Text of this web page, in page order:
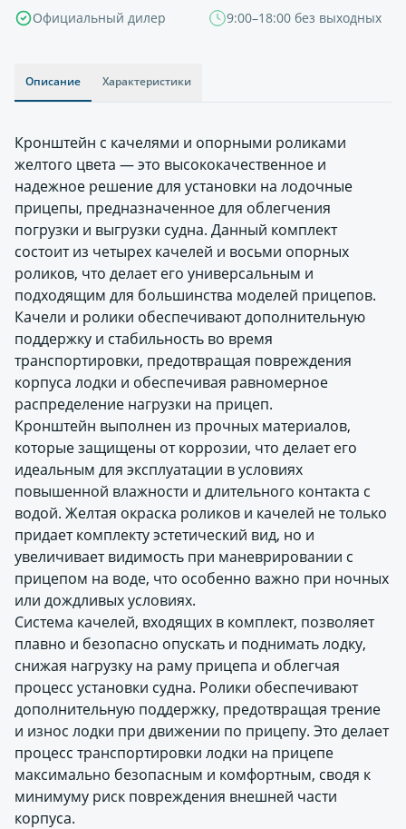
Официальный дилер
9:00–18:00 без выходных
Описание Характеристики
Кронштейн с качелями и опорными роликами
желтого цвета — это высококачественное и
надежное решение для установки на лодочные
прицепы, предназначенное для облегчения
погрузки и выгрузки судна. Данный комплект
состоит из четырех качелей и восьми опорных
роликов, что делает его универсальным и
подходящим для большинства моделей прицепов.
Качели и ролики обеспечивают дополнительную
поддержку и стабильность во время
транспортировки, предотвращая повреждения
корпуса лодки и обеспечивая равномерное
распределение нагрузки на прицеп.
Кронштейн выполнен из прочных материалов,
которые защищены от коррозии, что делает его
идеальным для эксплуатации в условиях
повышенной влажности и длительного контакта с
водой. Желтая окраска роликов и качелей не только
придает комплекту эстетический вид, но и
увеличивает видимость при маневрировании с
прицепом на воде, что особенно важно при ночных
или дождливых условиях.
Система качелей, входящих в комплект, позволяет
плавно и безопасно опускать и поднимать лодку,
снижая нагрузку на раму прицепа и облегчая
процесс установки судна. Ролики обеспечивают
дополнительную поддержку, предотвращая трение
и износ лодки при движении по прицепу. Это делает
процесс транспортировки лодки на прицепе
максимально безопасным и комфортным, сводя к
минимуму риск повреждения внешней части
корпуса.